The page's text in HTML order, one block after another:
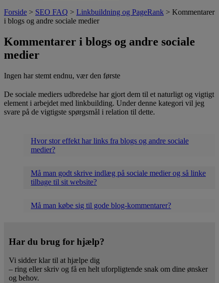
Forside > SEO FAQ > Linkbuildning og PageRank > Kommentarer
i blogs og andre sociale medier
Kommentarer i blogs og andre sociale
medier
Ingen har stemt endnu, vær den første
De sociale mediers udbredelse har gjort dem til et naturligt og vigtigt
element i arbejdet med linkbuilding. Under denne kategori vil jeg
svare på de vigtigste spørgsmål i relation til dette.
Hvor stor effekt har links fra blogs og andre sociale
medier?
Må man godt skrive indlæg på sociale medier og så linke
tilbage til sit website?
Må man købe sig til gode blog-kommentarer?
Har du brug for hjælp?
Vi sidder klar til at hjælpe dig
– ring eller skriv og få en helt uforpligtende snak om dine ønsker
og behov.